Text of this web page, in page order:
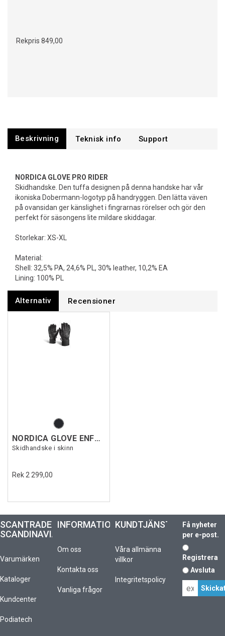
Rekpris 849,00
Beskrivning Support
NORDICA GLOVE PRO RIDER
Skidhandske. Den tuffa designen på denna handske har vår
ikoniska Dobermann-logotyp på handryggen. Den lätta väven
på ovansidan ger känslighet i fingrarnas rörelser och gör den
perfekt för säsongens lite mildare skiddagar.
Storlekar: XS-XL
Material:
Shell: 32,5% PA, 24,6% PL, 30% leather, 10,2% EA
Lining: 100% PL
Alternativ Recensioner
NORDICA GLOVE ENFORCER PRO
Skidhandske i skinn
Rek 2 299,00
SCANTRADE
SCANDINAVIA
Varumärken
Kataloger
Kundcenter
Podiatech
INFORMATION
Om oss
Kontakta oss
Vanliga frågor
KUNDTJÄNST
Våra allmänna
villkor
Integritetspolicy
Få nyheter
per e-post.
Registrera
Avsluta